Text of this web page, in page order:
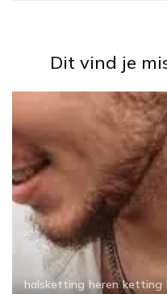
Dit vind je
halsketting heren ketting